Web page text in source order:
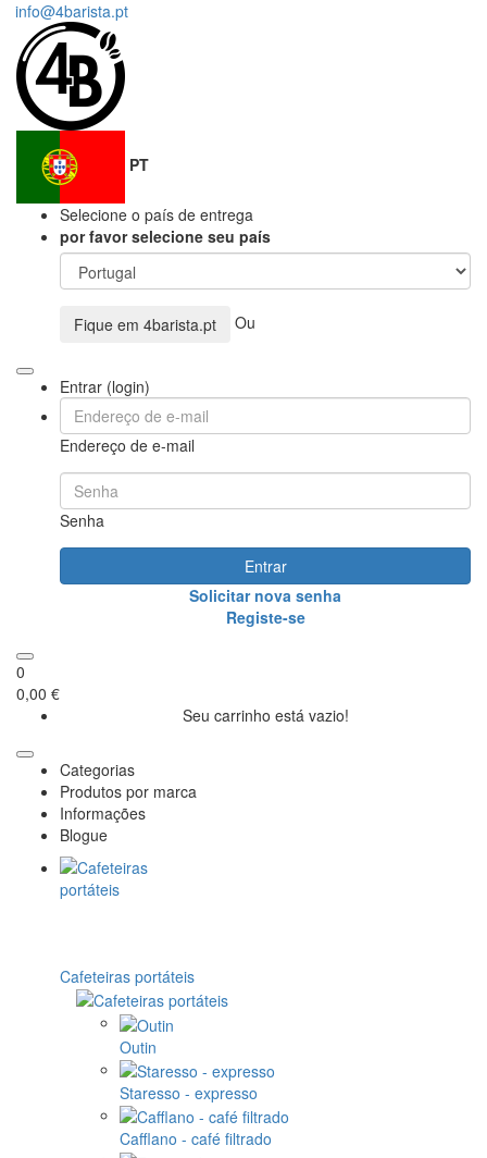
info@4barista.pt
PT
Selecione o país de entrega
por favor selecione seu país
Fique em 4barista.pt Ou
Entrar (login)
Endereço de e-mail
Senha
Entrar
Solicitar nova senha
Registe-se
0
0,00 €
Seu carrinho está vazio!
Categorias
Produtos por marca
Informações
Blogue
Cafeteiras portáteis
Outin
Staresso - expresso
Cafflano - café filtrado